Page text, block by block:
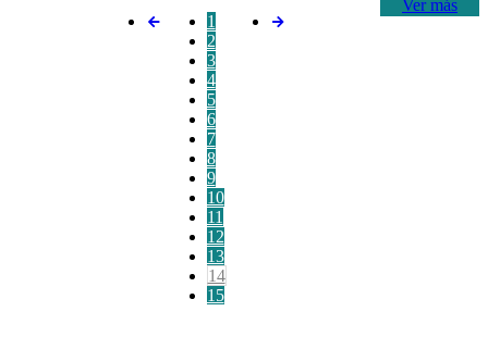
Ver más
1
2
3
4
5
6
7
8
9
10
11
12
13
14
15